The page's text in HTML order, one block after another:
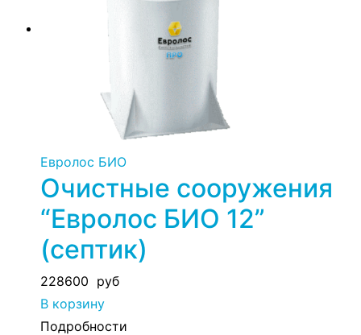
Евролос БИО
Очистные сооружения
“Евролос БИО 12”
(септик)
228600 руб
В корзину
Подробности